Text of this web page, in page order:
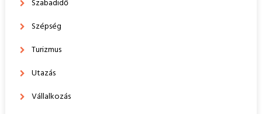
Szabadidő
Szépség
Turizmus
Utazás
Vállalkozás